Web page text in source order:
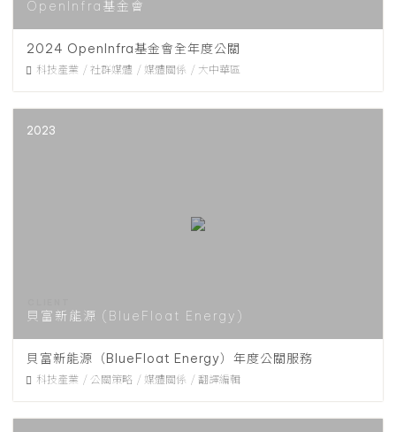
OpenInfra基金會
2024 OpenInfra基金會全年度公關
科技產業 社群媒體 媒體關係 大中華區
2023
貝富新能源 (BlueFloat Energy)
貝富新能源（BlueFloat Energy）年度公關服務
科技產業 公關策略 媒體關係 翻譯編輯